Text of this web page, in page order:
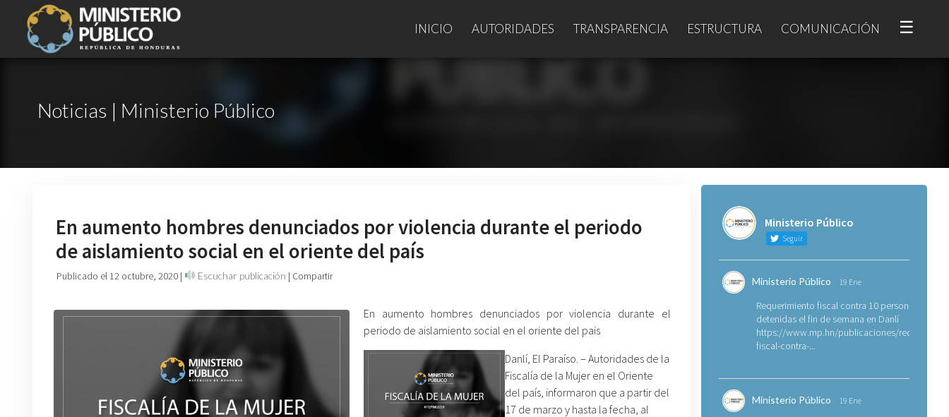
INICIO AUTORIDADES TRANSPARENCIA ESTRUCTURA COMUNICACIÓN ☰
Noticias | Ministerio Público
En aumento hombres denunciados por violencia durante el periodo
de aislamiento social en el oriente del país
Publicado el 12 octubre, 2020 | Escuchar publicación | Compartir
En aumento hombres denunciados por violencia durante el
periodo de aislamiento social en el oriente del pais
Danlí, El Paraíso. – Autoridades de la
Fiscalía de la Mujer en el Oriente
del país, informaron que a partir del
17 de marzo y hasta la fecha, al
Ministerio Público
Seguir
Ministerio Público 19 Ene
Requerimiento fiscal contra 10 personas
detenidas el fin de semana en Danlí
https://www.mp.hn/publicaciones/
fiscal-contra-...
Ministerio Público 19 Ene